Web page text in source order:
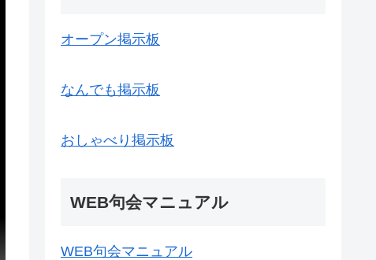
オープン掲示板
なんでも掲示板
おしゃべり掲示板
WEB句会マニュアル
WEB句会マニュアル